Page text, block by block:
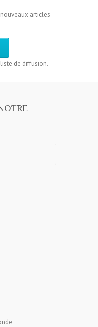
articles
de diffusion.